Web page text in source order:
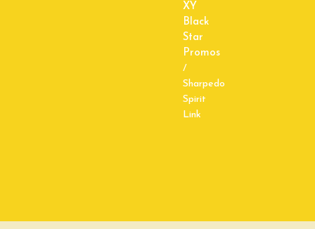
XY
Black
Star
Promos
/
Sharpedo
Spirit
Link